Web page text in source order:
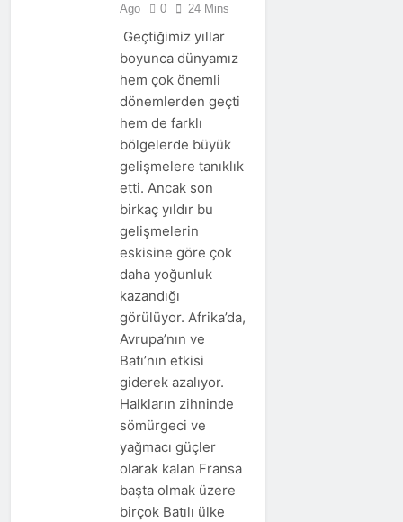
Ago
0 24 Mins
Geçtiğimiz yıllar
boyunca dünyamız
hem çok önemli
dönemlerden geçti
hem de farklı
bölgelerde büyük
gelişmelere tanıklık
etti. Ancak son
birkaç yıldır bu
gelişmelerin
eskisine göre çok
daha yoğunluk
kazandığı
görülüyor. Afrika’da,
Avrupa’nın ve
Batı’nın etkisi
giderek azalıyor.
Halkların zihninde
sömürgeci ve
yağmacı güçler
olarak kalan Fransa
başta olmak üzere
birçok Batılı ülke